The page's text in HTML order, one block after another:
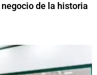
de la historia